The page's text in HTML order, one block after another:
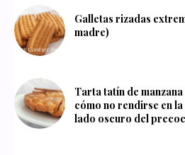
Galletas rizadas
madre)
Tarta tatín de
cómo no rendirse en
lado oscuro del